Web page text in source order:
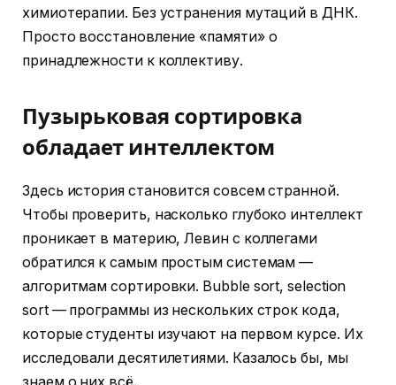
химиотерапии. Без устранения мутаций в ДНК.
Просто восстановление «памяти» о
принадлежности к коллективу.
Пузырьковая сортировка
обладает интеллектом
Здесь история становится совсем странной.
Чтобы проверить, насколько глубоко интеллект
проникает в материю, Левин с коллегами
обратился к самым простым системам —
алгоритмам сортировки. Bubble sort, selection
sort — программы из нескольких строк кода,
которые студенты изучают на первом курсе. Их
исследовали десятилетиями. Казалось бы, мы
знаем о них всё.